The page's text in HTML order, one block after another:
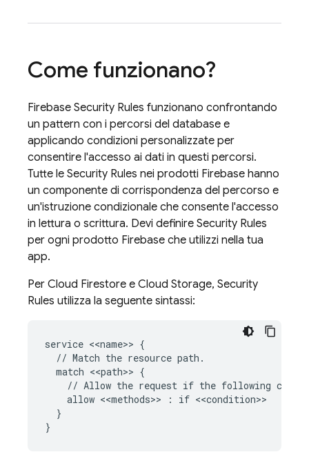
Come funzionano?
Firebase Security Rules funzionano confrontando
un pattern con i percorsi del database e
applicando condizioni personalizzate per
consentire l'accesso ai dati in questi percorsi.
Tutte le Security Rules nei prodotti Firebase hanno
un componente di corrispondenza del percorso e
un'istruzione condizionale che consente l'accesso
in lettura o scrittura. Devi definire Security Rules
per ogni prodotto Firebase che utilizzi nella tua
app.
Per Cloud Firestore e Cloud Storage, Security
Rules utilizza la seguente sintassi:
service <<name>> {
  // Match the resource path.
  match <<path>> {
// Allow the request if the following
    allow <<methods>> : if <<condition>>
  }